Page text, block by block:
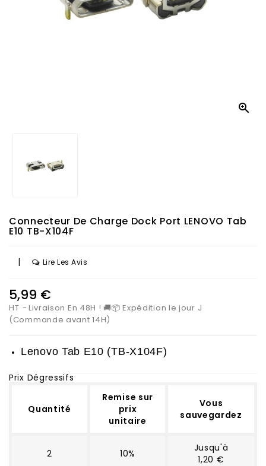

Connecteur De Charge Dock Port LENOVO Tab
E10 TB-X104F
| Lire Les Avis
5,99 €
HT
Livraison En 48H ! 🚚📦 Expédition le jour J
(Commande avant 14H)
Lenovo Tab E10 (TB-X104F)
Prix Dégressifs
Quantité
Remise sur
prix
unitaire
Vous
sauvegardez
2 10%
Jusqu'à
1,20 €